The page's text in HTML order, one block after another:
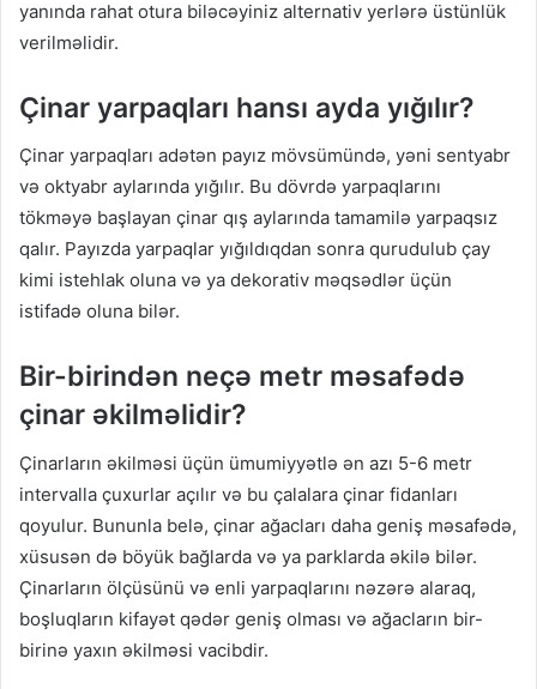
yanında rahat otura biləcəyiniz alternativ yerlərə üstünlük
verilməlidir.
Çinar yarpaqları hansı ayda yığılır?
Çinar yarpaqları adətən payız mövsümündə, yəni sentyabr
və oktyabr aylarında yığılır. Bu dövrdə yarpaqlarını
tökməyə başlayan çinar qış aylarında tamamilə yarpaqsız
qalır. Payızda yarpaqlar yığıldıqdan sonra qurudulub çay
kimi istehlak oluna və ya dekorativ məqsədlər üçün
istifadə oluna bilər.
Bir-birindən neçə metr məsafədə
çinar əkilməlidir?
Çinarların əkilməsi üçün ümumiyyətlə ən azı 5-6 metr
intervalla çuxurlar açılır və bu çalalara çinar fidanları
qoyulur. Bununla belə, çinar ağacları daha geniş məsafədə,
xüsusən də böyük bağlarda və ya parklarda əkilə bilər.
Çinarların ölçüsünü və enli yarpaqlarını nəzərə alaraq,
boşluqların kifayət qədər geniş olması və ağacların bir-
birinə yaxın əkilməsi vacibdir.